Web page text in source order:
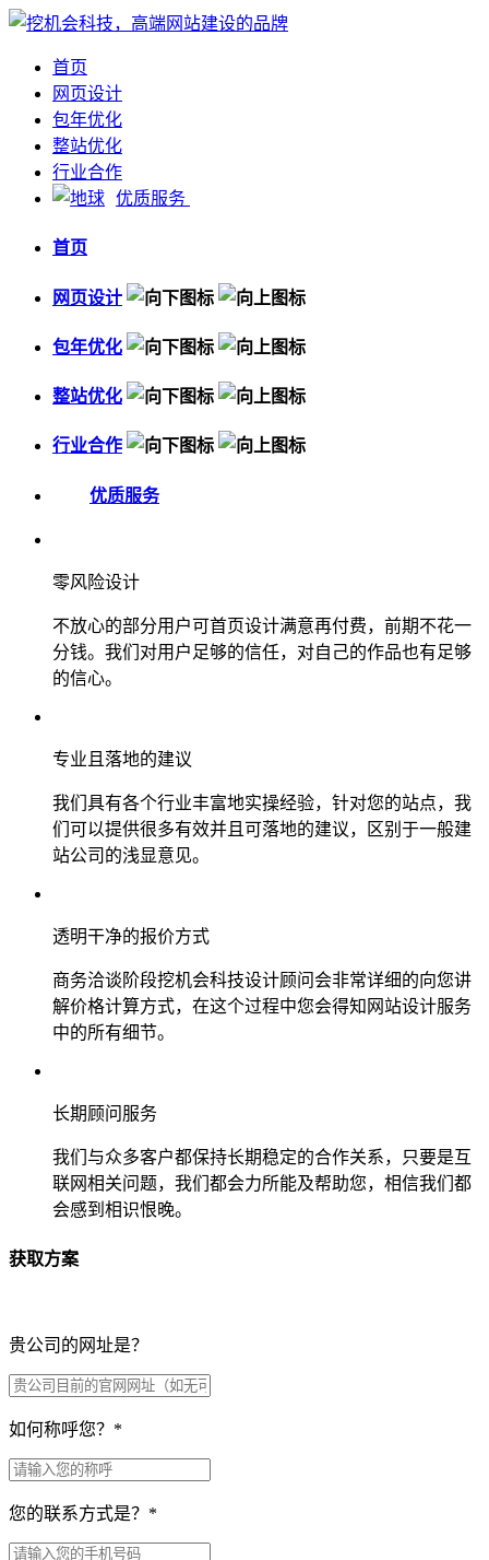
首页
网页设计
包年优化
整站优化
行业合作
优质服务
首页
网页设计
包年优化
整站优化
行业合作
优质服务
零风险设计
不放心的部分用户可首页设计满意再付费，前期不花一
分钱。我们对用户足够的信任，对自己的作品也有足够
的信心。
专业且落地的建议
我们具有各个行业丰富地实操经验，针对您的站点，我
们可以提供很多有效并且可落地的建议，区别于一般建
站公司的浅显意见。
透明干净的报价方式
商务洽谈阶段挖机会科技设计顾问会非常详细的向您讲
解价格计算方式，在这个过程中您会得知网站设计服务
中的所有细节。
长期顾问服务
我们与众多客户都保持长期稳定的合作关系，只要是互
联网相关问题，我们都会力所能及帮助您，相信我们都
会感到相识恨晚。
获取方案
贵公司的网址是？
如何称呼您？ *
您的联系方式是？ *